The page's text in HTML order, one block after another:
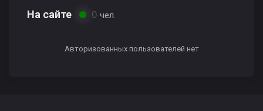
На сайте 0 чел.
Авторизованных пользователей нет